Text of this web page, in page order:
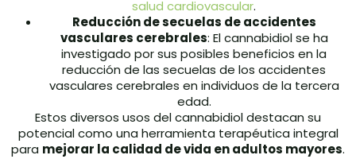
salud cardiovascular.
Reducción de secuelas de accidentes
vasculares cerebrales: El cannabidiol se ha
investigado por sus posibles beneficios en la
reducción de las secuelas de los accidentes
vasculares cerebrales en individuos de la tercera
edad.
Estos diversos usos del cannabidiol destacan su
potencial como una herramienta terapéutica integral
para mejorar la calidad de vida en adultos mayores.